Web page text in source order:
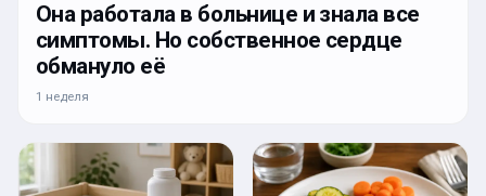
Она работала в больнице и знала все
симптомы. Но собственное сердце
обмануло её
1 неделя